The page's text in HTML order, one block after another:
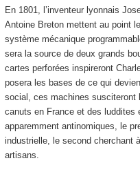
En 1801, l’inventeur lyonnais
Antoine Breton mettent au point
système mécanique
sera la source de deux grands
cartes perforées inspireront
posera les bases de ce qui
social, ces machines susciteront
canuts en France et des luddites
apparemment antinomiques, le
industrielle, le second cherchant
artisans.